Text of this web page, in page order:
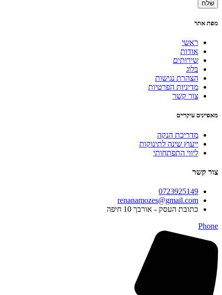
שלח
מפת אתר
ראשי
אודות
שירותים
בלוג
הצהרת נגישות
מדיניות הפרטיות
צור קשר
מאפיינים עיקריים
מדריכת הנקה
ייעוץ שינה לתינוקות
ליווי התפתחותי
צור קשר
0723925149
renanamozes@gmail.com
כתובת העסק - אורבך 10 חיפה
Phone